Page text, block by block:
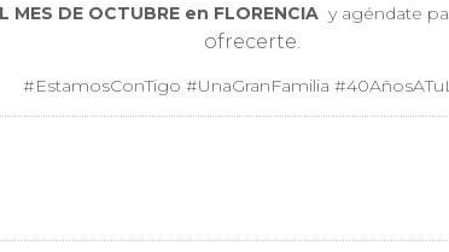
MES DE OCTUBRE en FLORENCIA y agéndate
ofrecerte.
#EstamosConTigo #UnaGranFamilia